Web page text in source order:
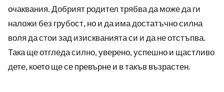
очаквания. Добрият родител трябва да може да ги
наложи без грубост, но и да има достатъчно силна
воля да стои зад изискванията си и да не отстъпва.
Така ще отгледа силно, уверено, успешно и щастливо
дете, което ще се превърне и в такъв възрастен.